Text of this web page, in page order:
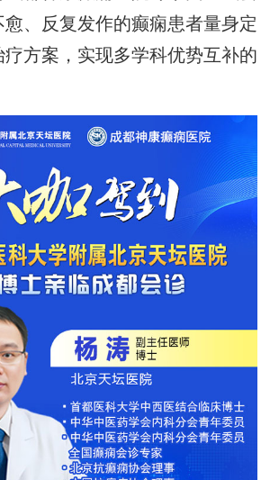
愈、反复发作的癫痫患者量身定
方案，实现多学科优势互补的